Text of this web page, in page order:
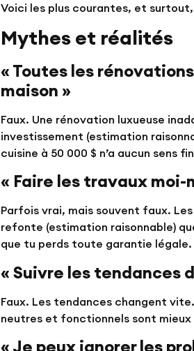
Voici les plus courantes, et
Mythes et réalités
« Toutes les
maison »
Faux. Une rénovation luxueuse
investissement (estimation
cuisine à 50 000 $ n’a aucun sens
« Faire les travaux
Parfois vrai, mais souvent faux.
refonte (estimation raisonnable)
que tu perds toute garantie légale.
« Suivre les tendances
Faux. Les tendances changent
neutres et fonctionnels sont mieux
« Je peux ignorer les